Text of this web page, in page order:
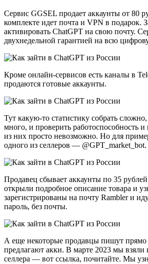
Сервис GGSEL продает аккаунты от 80
комплекте идет почта и VPN в подарок.
активировать ChatGPT на свою почту.
двухнедельной гарантией на всю
Кроме онлайн-сервисов есть каналы в
продаются готовые аккаунты.
Тут какую-то статистику собрать
много, и проверить работоспособность
из них просто невозможно. Но для
одного из селлеров — @GPT_market_bot.
Продавец сбывает аккаунты по 35
открыли подробное описание товара и
зарегистрированы на почту Rambler и
пароль, без почты.
А еще некоторые продавцы пишут прямо
предлагают акки. В марте 2023 мы взяли
селлера — вот ссылка, почитайте. Мы